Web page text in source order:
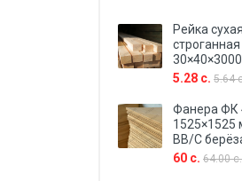
Рейка сухая
строганная
5.28 с. 5.64
Фанера ФК
1525×1525
BB/C
60 с. 64.00 с.